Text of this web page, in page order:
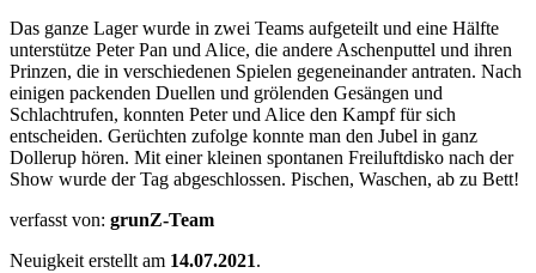
Das ganze Lager wurde in zwei Teams aufgeteilt und eine Hälfte
unterstütze Peter Pan und Alice, die andere Aschenputtel und ihren
Prinzen, die in verschiedenen Spielen gegeneinander antraten. Nach
einigen packenden Duellen und grölenden Gesängen und
Schlachtrufen, konnten Peter und Alice den Kampf für sich
entscheiden. Gerüchten zufolge konnte man den Jubel in ganz
Dollerup hören. Mit einer kleinen spontanen Freiluftdisko nach der
Show wurde der Tag abgeschlossen. Pischen, Waschen, ab zu Bett!
verfasst von: grunZ-Team
Neuigkeit erstellt am 14.07.2021.